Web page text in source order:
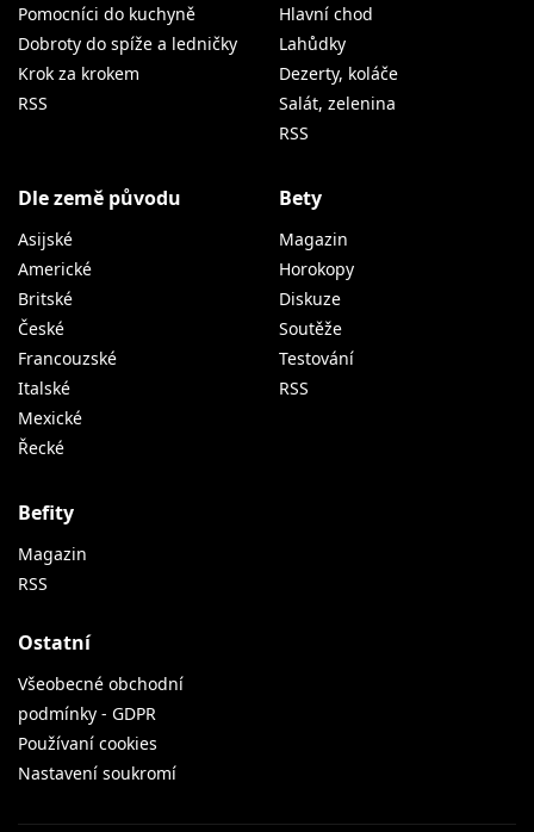
Pomocníci do kuchyně
Dobroty do spíže a ledničky
Krok za krokem
RSS
Hlavní chod
Lahůdky
Dezerty, koláče
Salát, zelenina
RSS
Dle země původu
Asijské
Americké
Britské
České
Francouzské
Italské
Mexické
Řecké
Bety
Magazin
Horokopy
Diskuze
Soutěže
Testování
RSS
Befity
Magazin
RSS
Ostatní
Všeobecné obchodní
podmínky - GDPR
Používaní cookies
Nastavení soukromí